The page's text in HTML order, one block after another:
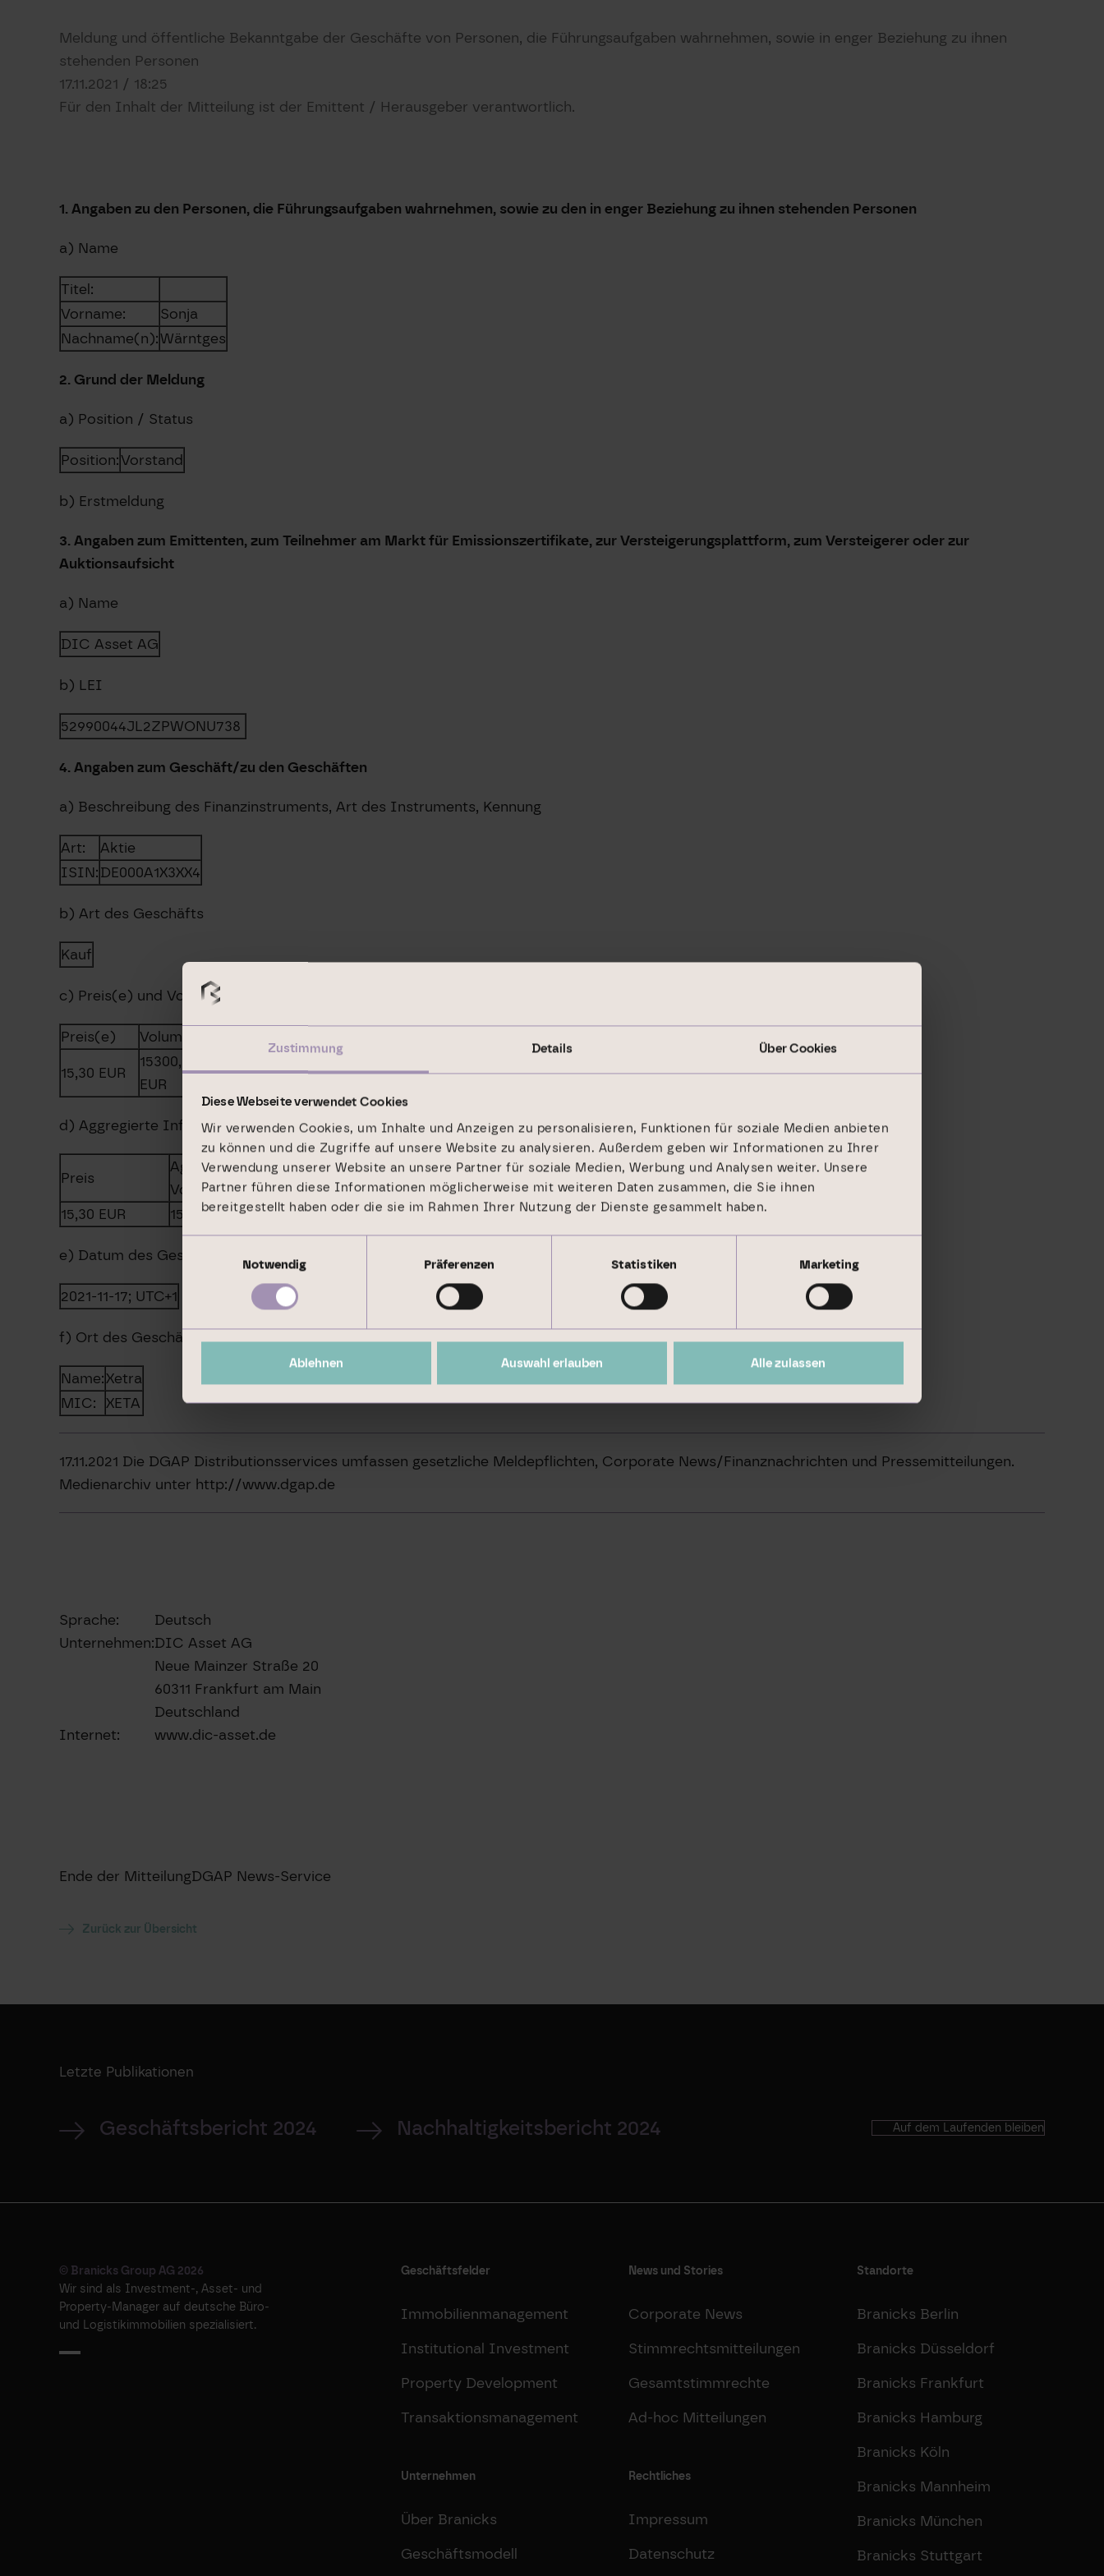
Zustimmung Details Über Cookies
Diese Webseite verwendet Cookies
Wir verwenden Cookies, um Inhalte und Anzeigen zu personalisieren, Funktionen für soziale Medien anbieten
zu können und die Zugriffe auf unsere Website zu analysieren. Außerdem geben wir Informationen zu Ihrer
Verwendung unserer Website an unsere Partner für soziale Medien, Werbung und Analysen weiter. Unsere
Partner führen diese Informationen möglicherweise mit weiteren Daten zusammen, die Sie ihnen
bereitgestellt haben oder die sie im Rahmen Ihrer Nutzung der Dienste gesammelt haben.
Notwendig
Präferenzen Statistiken Marketing
Ablehnen Auswahl erlauben Alle zulassen
Meldung und öffentliche Bekanntgabe der Geschäfte von Personen, die Führungsaufgaben wahrnehmen, sowie in enger Beziehung zu ihnen
stehenden Personen
17.11.2021 / 18:25
Für den Inhalt der Mitteilung ist der Emittent / Herausgeber verantwortlich.
1. Angaben zu den Personen, die Führungsaufgaben wahrnehmen, sowie zu den in enger Beziehung zu ihnen stehenden Personen
a) Name
Titel:
Vorname:
Sonja
Nachname(n):Wärntges
2. Grund der Meldung
a) Position / Status
Position:Vorstand
b) Erstmeldung
3. Angaben zum Emittenten, zum Teilnehmer am Markt für Emissionszertifikate, zur Versteigerungsplattform, zum Versteigerer oder zur
Auktionsaufsicht
a) Name
DIC Asset AG
b) LEI
52990044JL2ZPWONU738
4. Angaben zum Geschäft/zu den Geschäften
a) Beschreibung des Finanzinstruments, Art des Instruments, Kennung
Art:
Aktie
ISIN:DE000A1X3XX4
b) Art des Geschäfts
Kauf
c) Preis(e) und Volumen
Preis(e) Volumen
15,30 EUR
15300,00
EUR
d) Aggregierte Informationen
Preis
Aggregiertes
Volumen
15,30 EUR 15300,00 EUR
e) Datum des Geschäfts
2021-11-17; UTC+1
f) Ort des Geschäfts
Name:Xetra
MIC:
XETA
17.11.2021 Die DGAP Distributionsservices umfassen gesetzliche Meldepflichten, Corporate News/Finanznachrichten und Pressemitteilungen.
Medienarchiv unter http://www.dgap.de
Sprache:
Deutsch
Unternehmen:DIC Asset AG
Neue Mainzer Straße 20
60311 Frankfurt am Main
Deutschland
Internet:
www.dic-asset.de
Ende der MitteilungDGAP News-Service
Zurück zur Übersicht
Letzte Publikationen
Geschäftsbericht 2024 Nachhaltigkeitsbericht 2024 Auf dem Laufenden bleiben
© Branicks Group AG 2026
Wir sind als ­Investment-, ­Asset- und
­Property-Manager auf deutsche ­Büro-
und Logistikimmobilien spezialisiert.
Geschäftsfelder
Immobilienmanagement
Institutional Investment
Property Development
Transaktionsmanagement
Unternehmen
Über Branicks
Geschäftsmodell
News und Stories
Corporate News
Stimmrechtsmitteilungen
Gesamtstimmrechte
Ad-hoc Mitteilungen
Rechtliches
Impressum
Datenschutz
Standorte
Branicks Berlin
Branicks Düsseldorf
Branicks Frankfurt
Branicks Hamburg
Branicks Köln
Branicks Mannheim
Branicks München
Branicks Stuttgart